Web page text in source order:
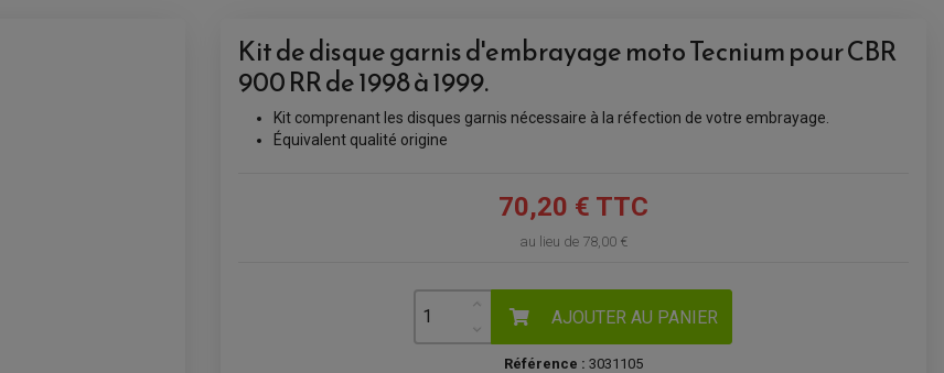
VOIR LE PANIER
Kit de disque garnis d'embrayage moto Tecnium pour CBR
900 RR de 1998 à 1999.
Kit comprenant les disques garnis nécessaire à la réfection de votre embrayage.
Équivalent qualité origine
70,20 € TTC
au lieu de 78,00 €
AJOUTER AU PANIER
Référence : 3031105